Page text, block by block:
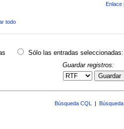
Enlace
todo
Sólo las entradas seleccionadas:
Guardar registros:
Guardar
Búsqueda CQL